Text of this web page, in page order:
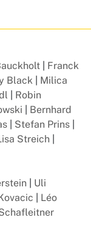
Franck
Black
Milica
Robin
Bernhard
Stefan Prins
Streich
Uli
Léo